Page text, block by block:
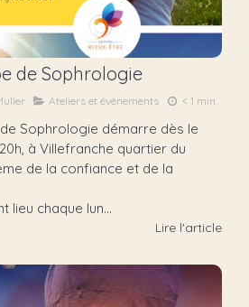
de Sophrologie
Ateliers et évènements < 1 min.
Sophrologie démarre dès le
à Villefranche quartier du
de la confiance et de la
lieu chaque lun...
Lire l'article